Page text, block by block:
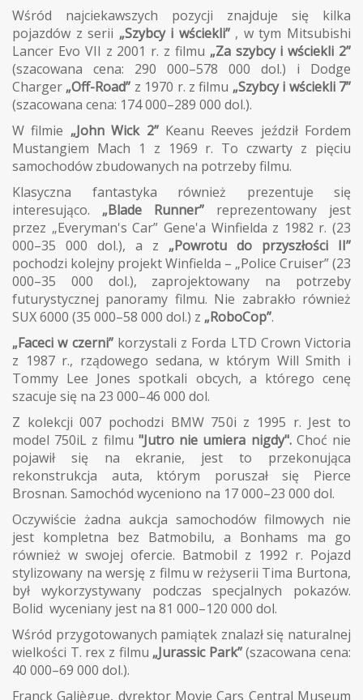
Wśród najciekawszych pozycji znajduje się kilka
pojazdów z serii „Szybcy i wściekli”, w tym Mitsubishi
Lancer Evo VII z 2001 r. z filmu „Za szybcy i wściekli 2”
(szacowana cena: 290 000–578 000 dol.) i Dodge
Charger „Off-Road” z 1970 r. z filmu „Szybcy i wściekli 7”
(szacowana cena: 174 000–289 000 dol.).
W filmie „John Wick 2” Keanu Reeves jeździł Fordem
Mustangiem Mach 1 z 1969 r. To czwarty z pięciu
samochodów zbudowanych na potrzeby filmu.
Klasyczna fantastyka również prezentuje się
interesująco. „Blade Runner” reprezentowany jest
przez „Everyman's Car” Gene'a Winfielda z 1982 r. (23
000–35 000 dol.), a z „Powrotu do przyszłości II”
pochodzi kolejny projekt Winfielda – „Police Cruiser” (23
000–35 000 dol.), zaprojektowany na potrzeby
futurystycznej panoramy filmu. Nie zabrakło również
SUX 6000 (35 000–58 000 dol.) z „RoboCop”.
„Faceci w czerni”korzystali z Forda LTD Crown Victoria
z 1987 r., rządowego sedana, w którym Will Smith i
Tommy Lee Jones spotkali obcych, a którego cenę
szacuje się na 23 000–46 000 dol.
Z kolekcji 007 pochodzi BMW 750i z 1995 r. Jest to
model 750iL z filmu "Jutro nie umiera nigdy". Choć nie
pojawił się na ekranie, jest to przekonująca
rekonstrukcja auta, którym poruszał się Pierce
Brosnan. Samochód wyceniono na 17 000–23 000 dol.
Oczywiście żadna aukcja samochodów filmowych nie
jest kompletna bez Batmobilu, a Bonhams ma go
również w swojej ofercie. Batmobil z 1992 r. Pojazd
stylizowany na wersję z filmu w reżyserii Tima Burtona,
był wykorzystywany podczas specjalnych pokazów.
Bolid wyceniany jest na 81 000–120 000 dol.
Wśród przygotowanych pamiątek znalazł się naturalnej
wielkości T. rex z filmu „Jurassic Park”(szacowana cena:
40 000–69 000 dol.).
Franck Galiègue, dyrektor Movie Cars Central Museum